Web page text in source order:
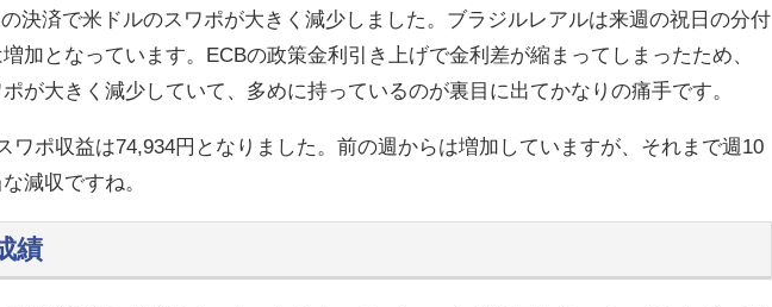
決済で米ドルのスワポが大きく減少しました。ブラジルレアルは来週の祝日の分付
加となっています。ECBの政策金利引き上げで金利差が縮まってしまったため、
が大きく減少していて、多めに持っているのが裏目に出てかなりの痛手です。
ワポ収益は74,934円となりました。前の週からは増加していますが、それまで週10
減収ですね。
績